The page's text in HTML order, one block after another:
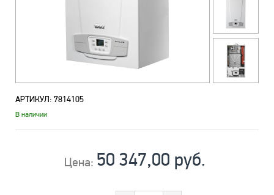
АРТИКУЛ:7814105
В наличии
Цена: 50 347,00 руб.